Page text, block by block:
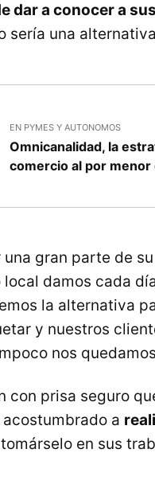
dar a conocer a
sería una
EN PYMES Y AUTONOMOS
Omnicanalidad, la
comercio al por
gran parte de
local damos cada
la alternativa
y nuestros
nos
con prisa seguro
a
en sus